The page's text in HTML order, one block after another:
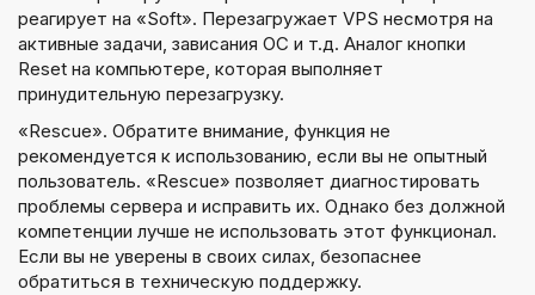
реагирует на «Soft». Перезагружает VPS несмотря на
активные задачи, зависания ОС и т.д. Аналог кнопки
Reset на компьютере, которая выполняет
принудительную перезагрузку.
«Rescue». Обратите внимание, функция не
рекомендуется к использованию, если вы не опытный
пользователь. «Rescue» позволяет диагностировать
проблемы сервера и исправить их. Однако без должной
компетенции лучше не использовать этот функционал.
Если вы не уверены в своих силах, безопаснее
обратиться в техническую поддержку.